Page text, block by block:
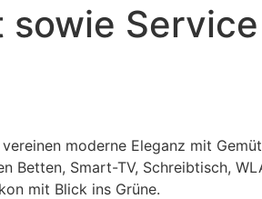
Service
vereinen moderne Eleganz mit
Smart-TV, Schreibtisch,
mit Blick ins Grüne.